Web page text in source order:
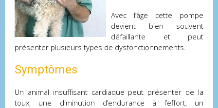
Avec l’âge cette pompe
devient bien souvent
défaillante et peut
présenter plusieurs types de dysfonctionnements.
Symptômes
Un animal insuffisant cardiaque peut présenter de la
toux, une diminution d’endurance à l’effort, un